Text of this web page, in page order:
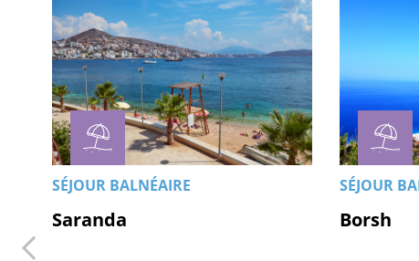
SÉJOUR BALNÉAIRE
Saranda
SÉJOUR
Borsh